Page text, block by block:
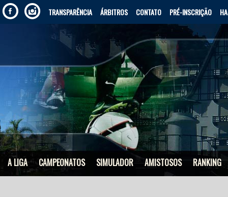
TRANSPARÊNCIA ÁRBITROS CONTATO PRÉ-INSCRIÇÃO
A LIGA CAMPEONATOS SIMULADOR AMISTOSOS RANKING